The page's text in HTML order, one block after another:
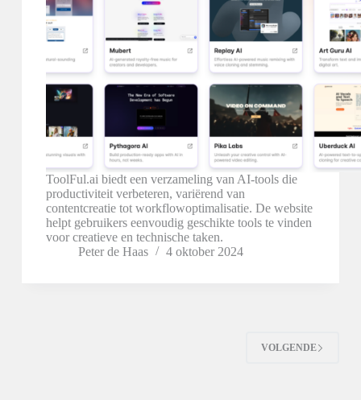
ToolFul.ai biedt een verzameling van AI-tools die
productiviteit verbeteren, variërend van
contentcreatie tot workflowoptimalisatie. De website
helpt gebruikers eenvoudig geschikte tools te vinden
voor creatieve en technische taken.
Peter de Haas
4 oktober 2024
VOLGENDE